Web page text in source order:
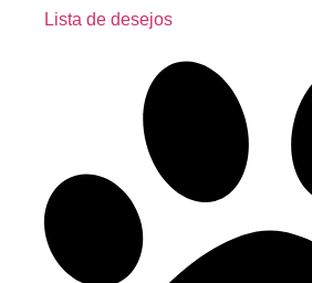
Lista de desejos